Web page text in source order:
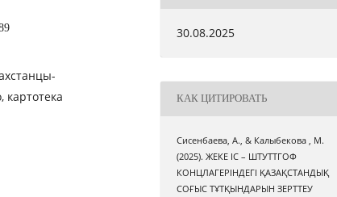
30.08.2025
КАК ЦИТИРОВАТЬ
Сисенбаева, А., & Калыбекова , М.
(2025). ЖЕКЕ ІС – ШТУТТГОФ
КОНЦЛАГЕРІНДЕГІ ҚАЗАҚСТАНДЫҚ
СОҒЫС ТҰТҚЫНДАРЫН ЗЕРТТЕУ